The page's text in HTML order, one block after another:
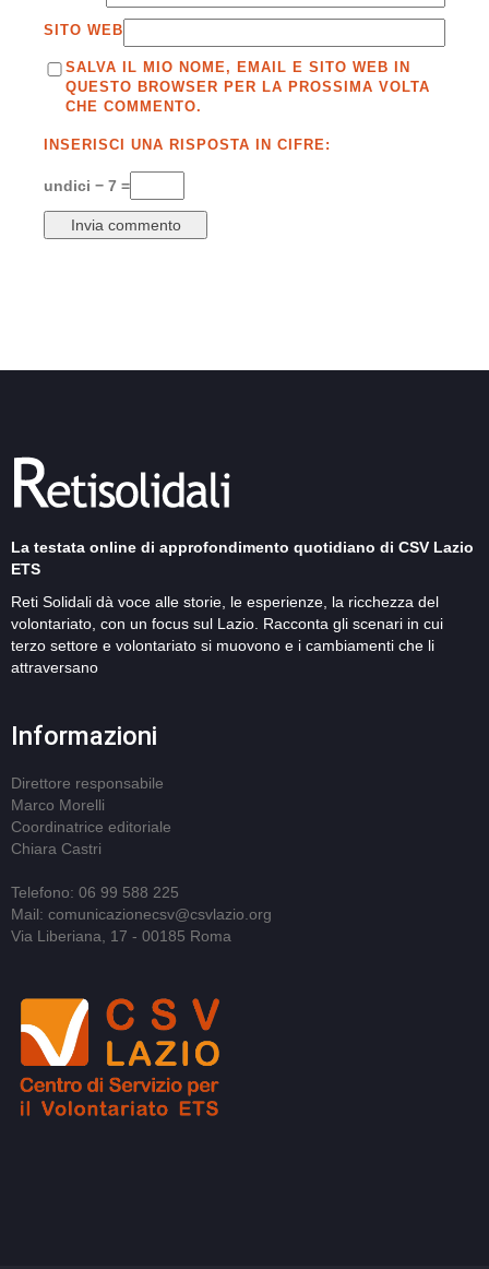
SITO WEB
SALVA IL MIO NOME, EMAIL E SITO WEB IN
QUESTO BROWSER PER LA PROSSIMA VOLTA
CHE COMMENTO.
INSERISCI UNA RISPOSTA IN CIFRE:
undici − 7 =
La testata online di approfondimento quotidiano di CSV Lazio
ETS
Reti Solidali dà voce alle storie, le esperienze, la ricchezza del
volontariato, con un focus sul Lazio. Racconta gli scenari in cui
terzo settore e volontariato si muovono e i cambiamenti che li
attraversano
Informazioni
Direttore responsabile
Marco Morelli
Coordinatrice editoriale
Chiara Castri
Telefono: 06 99 588 225
Mail: comunicazionecsv@csvlazio.org
Via Liberiana, 17 - 00185 Roma